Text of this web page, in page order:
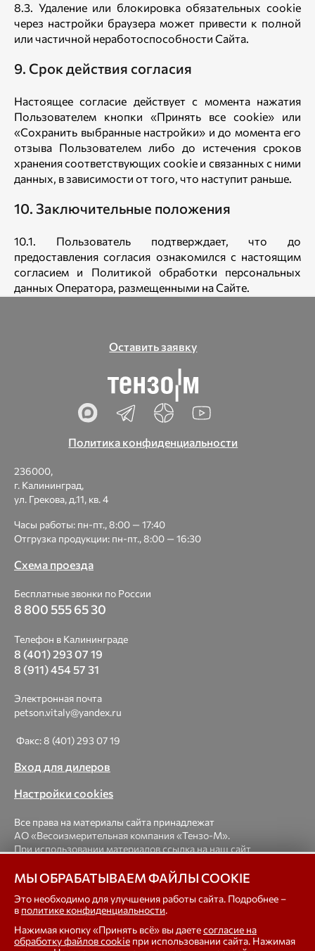
8.3. Удаление или блокировка обязательных cookie
через настройки браузера может привести к полной
или частичной неработоспособности Сайта.
9. Срок действия согласия
Настоящее согласие действует с момента нажатия
Пользователем кнопки «Принять все cookie» или
«Сохранить выбранные настройки» и до момента его
отзыва Пользователем либо до истечения сроков
хранения соответствующих cookie и связанных с ними
данных, в зависимости от того, что наступит раньше.
10. Заключительные положения
10.1. Пользователь подтверждает, что до
предоставления согласия ознакомился с настоящим
согласием и Политикой обработки персональных
данных Оператора, размещенными на Сайте.
Оставить заявку
Политика конфиденциальности
236000,
г. Калининград,
ул. Грекова, д.11, кв. 4
Часы работы: пн-пт., 8:00 — 17:40
Отгрузка продукции: пн-пт., 8:00 — 16:30
Схема проезда
Бесплатные звонки по России
8 800 555 65 30
Телефон в Калининграде
8 (401) 293 07 19
8 (911) 454 57 31
Электронная почта
petson.vitaly@yandex.ru
Факс: 8 (401) 293 07 19
Вход для дилеров
Настройки cookies
Все права на материалы сайта принадлежат
АО «Весоизмерительная компания «Тензо-М».
При использовании материалов ссылка на наш сайт
© 1998-2026 Весоизмерительная компания «Тензо-М» —
платформенные, крановые, вагонные, бункерные,
автомобильные весы, весовые дозаторы для фасовки,
тензодатчики
МЫ ОБРАБАТЫВАЕМ ФАЙЛЫ COOKIE
Это необходимо для улучшения работы сайта. Подробнее –
в политике конфиденциальности.
Нажимая кнопку «Принять всё» вы даетесогласие на
обработку файлов cookie при использовании сайта. Нажимая